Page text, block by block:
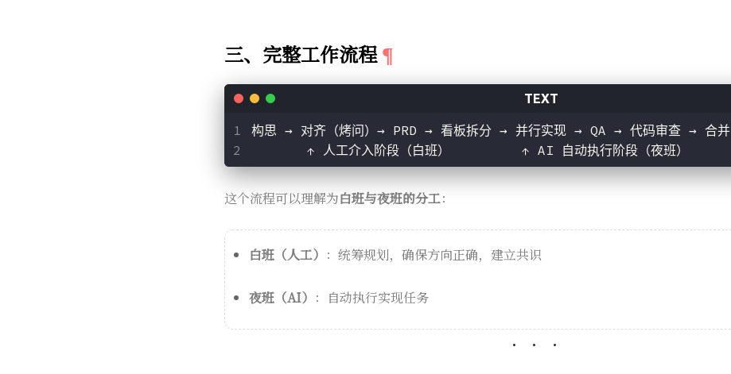
三、完整工作流程
构思 → 对齐（烤问）→ PRD → 看板拆分 → 并行实现 → QA → 代码审查 → 合并
       ↑ 人工介入阶段（白班）         ↑ AI 自动执行阶段（夜班）
这个流程可以理解为白班与夜班的分工：
白班（人工） ：统筹规划，确保方向正确，建立共识
夜班（AI） ：自动执行实现任务